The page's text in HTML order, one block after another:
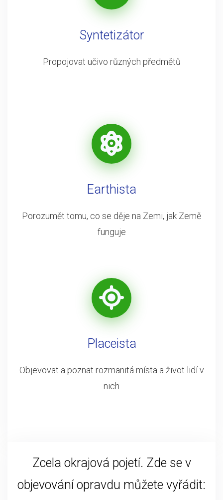
Syntetizátor
Propojovat učivo různých předmětů
Earthista
Porozumět tomu, co se děje na Zemi, jak Země
funguje
Placeista
Objevovat a poznat rozmanitá místa a život lidí v
nich
Zcela okrajová pojetí. Zde se v
objevování opravdu můžete vyřádit: